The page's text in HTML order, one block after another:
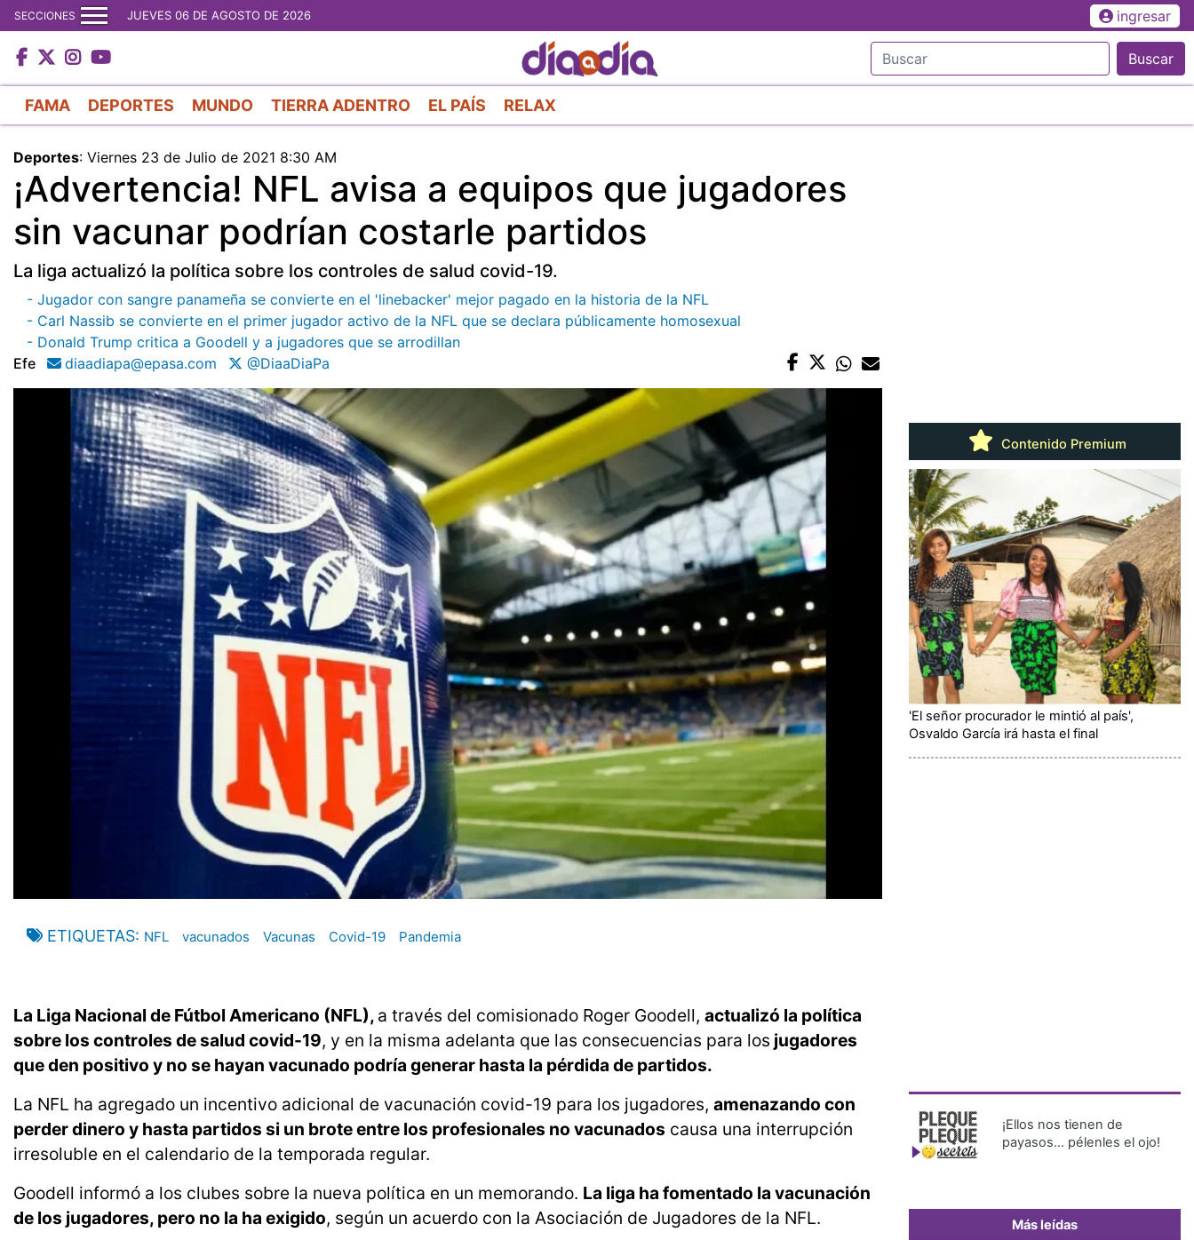
al
contenido
principal
SECCIONES JUEVES 06 DE AGOSTO DE 2026 ingresar
Buscar
FAMA DEPORTES MUNDO TIERRA ADENTRO EL PAÍS RELAX
Deportes: Viernes 23 de Julio de 2021 8:30 AM
¡Advertencia! NFL avisa a equipos que jugadores
sin vacunar podrían costarle partidos
La liga actualizó la política sobre los controles de salud covid-19.
- Jugador con sangre panameña se convierte en el 'linebacker' mejor pagado en la historia de la NFL
- Carl Nassib se convierte en el primer jugador activo de la NFL que se declara públicamente homosexual
- Donald Trump critica a Goodell y a jugadores que se arrodillan
Efe
diaadiapa@epasa.com @DiaaDiaPa
ETIQUETAS NFL vacunados Vacunas Covid-19 Pandemia
La Liga Nacional de Fútbol Americano (NFL), a través del comisionado Roger Goodell, actualizó la política
sobre los controles de salud covid-19, y en la misma adelanta que las consecuencias para los jugadores
que den positivo y no se hayan vacunado podría generar hasta la pérdida de partidos.
La NFL ha agregado un incentivo adicional de vacunación covid-19 para los jugadores, amenazando con
perder dinero y hasta partidos si un brote entre los profesionales no vacunados causa una interrupción
irresoluble en el calendario de la temporada regular.
Goodell informó a los clubes sobre la nueva política en un memorando. La liga ha fomentado la vacunación
de los jugadores, pero no la ha exigido, según un acuerdo con la Asociación de Jugadores de la NFL.
Contenido Premium
'El señor procurador le mintió al país',
Osvaldo García irá hasta el final
¡Ellos nos tienen de
payasos… pélenles el ojo!
Más leídas